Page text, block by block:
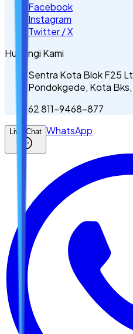
Facebook
Instagram
Twitter / X
Hubungi Kami
Sentra Kota Blok F25
Pondokgede, Kota Bks,
62 811-9468-877
Live Chat WhatsApp